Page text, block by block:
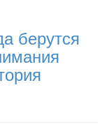
берутся